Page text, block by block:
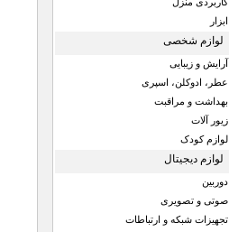
کاربردی منزل
ابزار
لوازم شخصی
آرایش و زیبایی
عطر، ادوکلن، اسپری
بهداشت و مراقبت
زیور آلات
لوازم کودک
لوازم دیجیتال
دوربین
صوتی و تصویری
تجهیزات شبکه و ارتباطات